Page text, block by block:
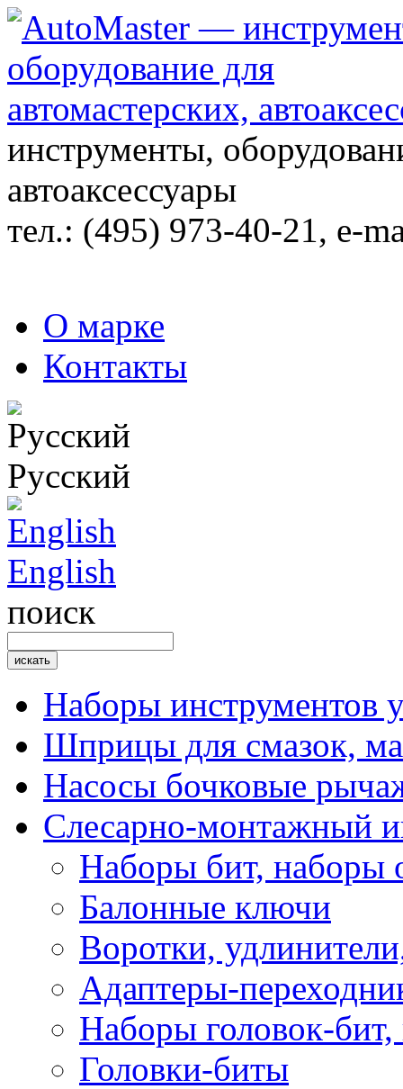
инструменты,
автоаксессуары
тел.: (495) 973-40-21, e-
О марке
Контакты
Русский
English
поиск
Наборы инструментов
Шприцы для смазок,
Насосы бочковые
Слесарно-монтажный
Наборы бит, наборы
Балонные ключи
Воротки,
Адаптеры-
Наборы головок-бит,
Головки-биты